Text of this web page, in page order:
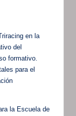
en la
del
formativo.
para el
la Escuela de